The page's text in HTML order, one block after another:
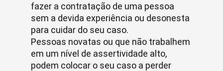
fazer a contratação de uma pessoa
sem a devida experiência ou desonesta
para cuidar do seu caso.
Pessoas novatas ou que não trabalhem
em um nível de assertividade alto,
podem colocar o seu caso a perder